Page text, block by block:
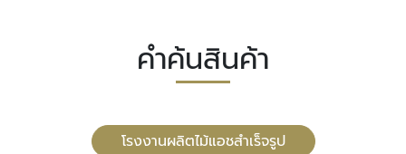
คำค้นสินค้า
โรงงานผลิตไม้แอชสำเร็จรูป